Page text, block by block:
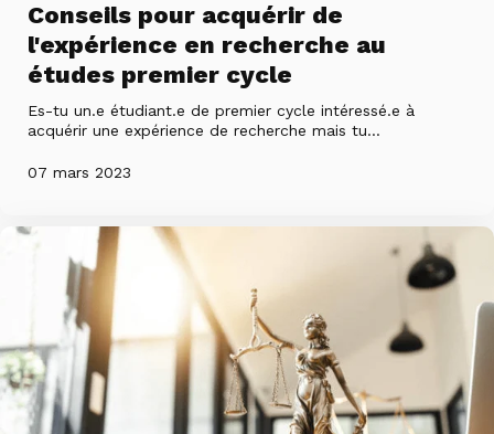
Conseils pour acquérir de
l'expérience en recherche au
études premier cycle
Es-tu un.e étudiant.e de premier cycle intéressé.e à
acquérir une expérience de recherche mais tu...
07 mars 2023